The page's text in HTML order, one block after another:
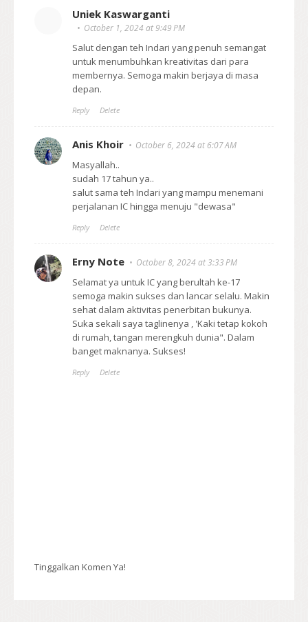
Uniek Kaswarganti
October 1, 2024 at 9:49 PM
Salut dengan teh Indari yang penuh semangat
untuk menumbuhkan kreativitas dari para
membernya. Semoga makin berjaya di masa
depan.
Reply Delete
Anis Khoir October 6, 2024 at 6:07 AM
Masyallah..
sudah 17 tahun ya..
salut sama teh Indari yang mampu menemani
perjalanan IC hingga menuju "dewasa"
Reply Delete
Erny Note October 8, 2024 at 3:33 PM
Selamat ya untuk IC yang berultah ke-17
semoga makin sukses dan lancar selalu. Makin
sehat dalam aktivitas penerbitan bukunya.
Suka sekali saya taglinenya , 'Kaki tetap kokoh
di rumah, tangan merengkuh dunia". Dalam
banget maknanya. Sukses!
Reply Delete
Tinggalkan Komen Ya!